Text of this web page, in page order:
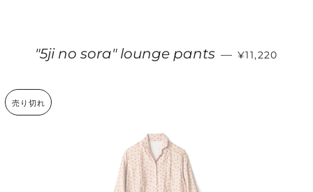
"5ji no sora" lounge pants — 通常価格
¥11,220
売り切れ